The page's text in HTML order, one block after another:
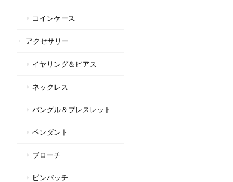
コインケース
アクセサリー
イヤリング＆ピアス
ネックレス
バングル＆ブレスレット
ペンダント
ブローチ
ピンバッチ